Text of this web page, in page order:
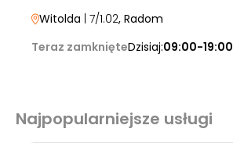
Witolda | 7/1.02, Radom
Teraz zamknięteDzisiaj:09:00-19:00
Najpopularniejsze usługi